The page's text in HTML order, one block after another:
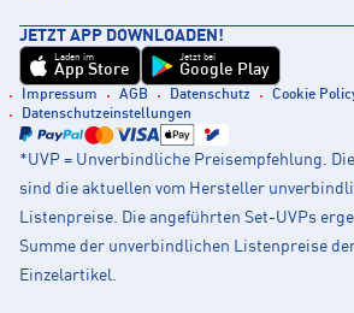
JETZT APP DOWNLOADEN!
Laden im
App Store
Jetzt bei
Google Play
Impressum AGB Datenschutz
Cookie
Datenschutzeinstellungen
*UVP = Unverbindliche Preisempfehlung.
sind die aktuellen vom Hersteller
Listenpreise. Die angeführten Set-UVPs
Summe der unverbindlichen Listenpreise
Einzelartikel.